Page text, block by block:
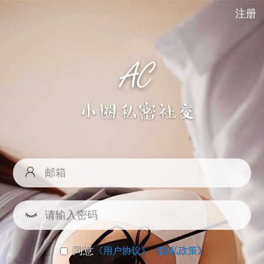
注册
同意《用户协议》《隐私政策》